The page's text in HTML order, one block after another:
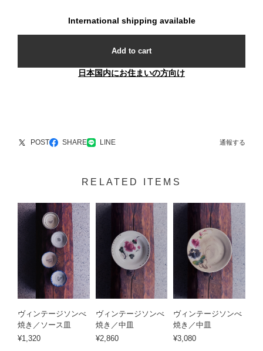
International shipping available
Add to cart
日本国内にお住まいの方向け
POST SHARE LINE 通報する
RELATED ITEMS
ヴィンテージソンべ
焼き／ソース皿
¥1,320
ヴィンテージソンべ
焼き／中皿
¥2,860
ヴィンテージソンべ
焼き／中皿
¥3,080